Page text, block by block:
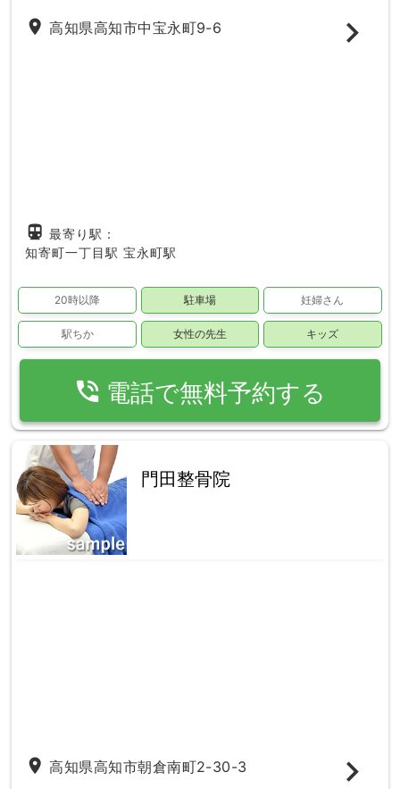
place 高知県高知市中宝永町9-6
directions_subway 最寄り駅：
知寄町一丁目駅 宝永町駅
20時以降 駐車場 妊婦さん
駅ちか 女性の先生 キッズ
phone_in_talk 電話で無料予約する
門田整骨院
place 高知県高知市朝倉南町2-30-3